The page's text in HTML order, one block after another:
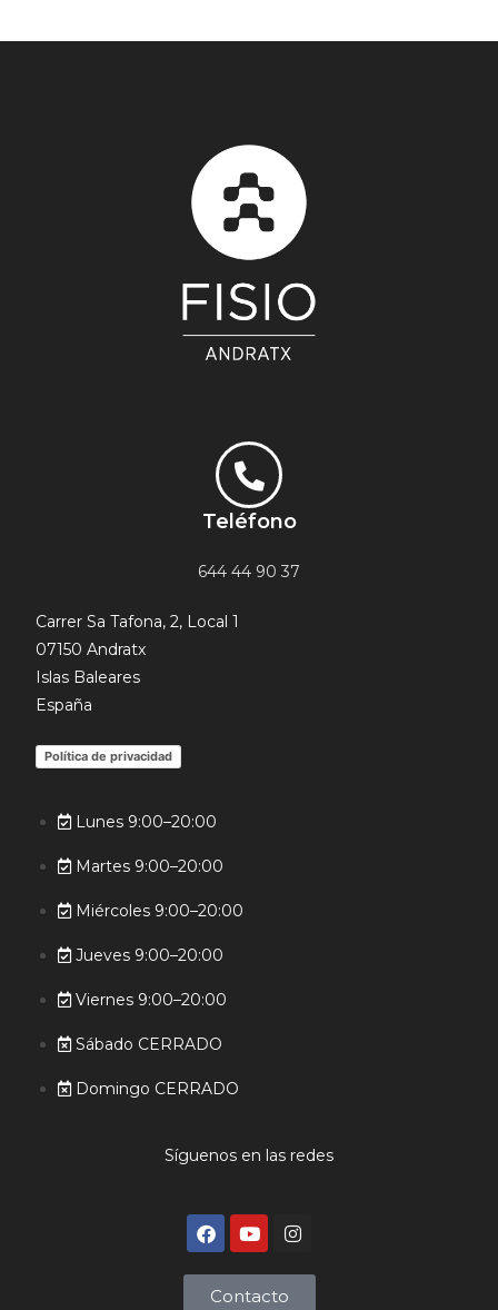
Teléfono
644 44 90 37
Carrer Sa Tafona, 2, Local 1
07150 Andratx
Islas Baleares
España
Política de privacidad
Lunes 9:00–20:00
Martes 9:00–20:00
Miércoles 9:00–20:00
Jueves 9:00–20:00
Viernes 9:00–20:00
Sábado CERRADO
Domingo CERRADO
Síguenos en las redes
Contacto